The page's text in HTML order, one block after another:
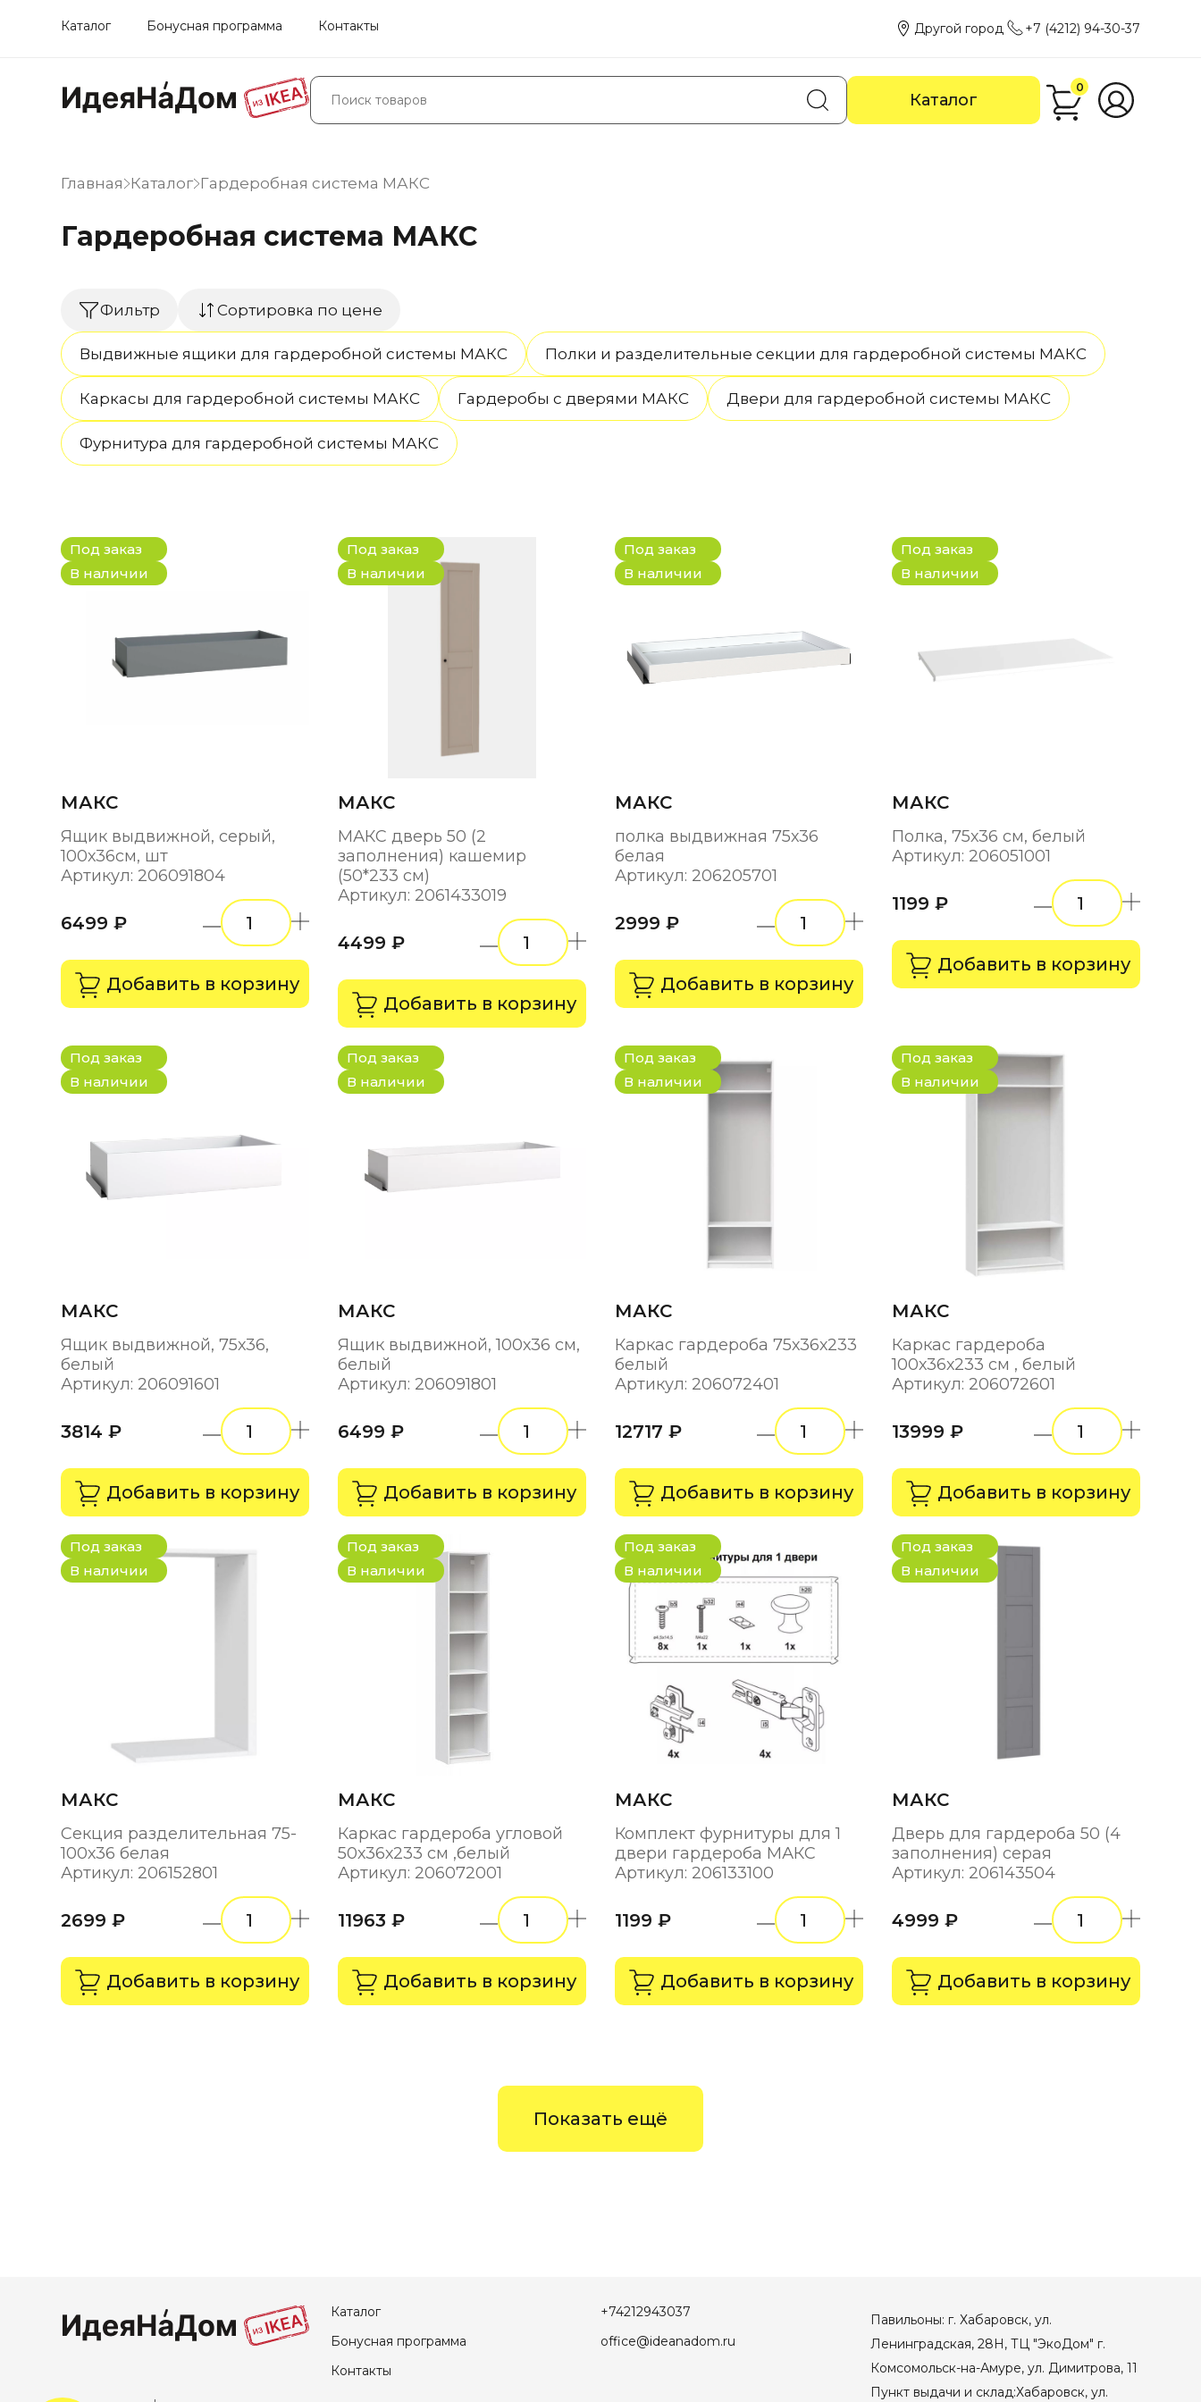
Каталог Бонусная программа Контакты Другой город +7 (4212) 94-30-37
Каталог
0
Главная Каталог Гардеробная система МАКС
Гардеробная система МАКС
Фильтр Сортировка по цене
Выдвижные ящики для гардеробной системы МАКС Полки и разделительные секции для гардеробной системы МАКС
Каркасы для гардеробной системы МАКС Гардеробы с дверями МАКС Двери для гардеробной системы МАКС
Фурнитура для гардеробной системы МАКС
Под заказ
В наличии
МАКС
Ящик выдвижной, серый,
100х36см, шт
Артикул: 206091804
6499 ₽
Добавить в корзину
Под заказ
В наличии
МАКС
МАКС дверь 50 (2
заполнения) кашемир
(50*233 см)
Артикул: 2061433019
4499 ₽
Добавить в корзину
Под заказ
В наличии
МАКС
полка выдвижная 75х36
белая
Артикул: 206205701
2999 ₽
Добавить в корзину
Под заказ
В наличии
МАКС
Полка, 75х36 см, белый
Артикул: 206051001
1199 ₽
Добавить в корзину
Под заказ
В наличии
МАКС
Ящик выдвижной, 75х36,
белый
Артикул: 206091601
3814 ₽
Добавить в корзину
Под заказ
В наличии
МАКС
Ящик выдвижной, 100х36 см,
белый
Артикул: 206091801
6499 ₽
Добавить в корзину
Под заказ
В наличии
МАКС
Каркас гардероба 75х36х233
белый
Артикул: 206072401
12717 ₽
Добавить в корзину
Под заказ
В наличии
МАКС
Каркас гардероба
100х36х233 см , белый
Артикул: 206072601
13999 ₽
Добавить в корзину
Под заказ
В наличии
МАКС
Секция разделительная 75-
100х36 белая
Артикул: 206152801
2699 ₽
Добавить в корзину
Под заказ
В наличии
МАКС
Каркас гардероба угловой
50х36х233 см ,белый
Артикул: 206072001
11963 ₽
Добавить в корзину
Под заказ
В наличии
МАКС
Комплект фурнитуры для 1
двери гардероба МАКС
Артикул: 206133100
1199 ₽
Добавить в корзину
Под заказ
В наличии
МАКС
Дверь для гардероба 50 (4
заполнения) серая
Артикул: 206143504
4999 ₽
Добавить в корзину
Показать ещё
Каталог
Бонусная программа
Контакты
+74212943037
office@ideanadom.ru
Павильоны: г. Хабаровск, ул.
Ленинградская, 28Н, ТЦ "ЭкоДом" г.
Комсомольск-на-Амуре, ул. Димитрова, 11
Пункт выдачи и склад:Хабаровск, ул.